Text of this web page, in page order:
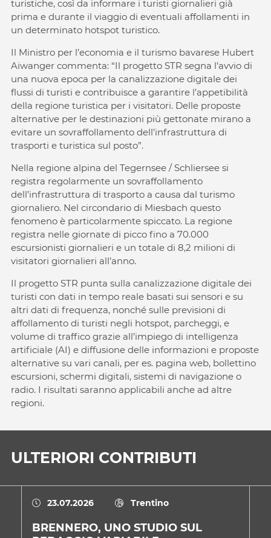
turistiche, così da informare i turisti giornalieri già
prima e durante il viaggio di eventuali affollamenti in
un determinato hotspot turistico.
Il Ministro per l’economia e il turismo bavarese Hubert
Aiwanger commenta: “Il progetto STR segna l’avvio di
una nuova epoca per la canalizzazione digitale dei
flussi di turisti e contribuisce a garantire l’appetibilità
della regione turistica per i visitatori. Delle proposte
alternative per le destinazioni più gettonate mirano a
evitare un sovraffollamento dell’infrastruttura di
trasporti e turistica sul posto”.
Nella regione alpina del Tegernsee / Schliersee si
registra regolarmente un sovraffollamento
dell’infrastruttura di trasporto a causa dal turismo
giornaliero. Nel circondario di Miesbach questo
fenomeno è particolarmente spiccato. La regione
registra nelle giornate di picco fino a 70.000
escursionisti giornalieri e un totale di 8,2 milioni di
visitatori giornalieri all’anno.
Il progetto STR punta sulla canalizzazione digitale dei
turisti con dati in tempo reale basati sui sensori e su
altri dati di frequenza, nonché sulle previsioni di
affollamento di turisti negli hotspot, parcheggi, e
volume di traffico grazie all’impiego di intelligenza
artificiale (AI) e diffusione delle informazioni e proposte
alternative su vari canali, per es. pagina web, bollettino
escursioni, schermi digitali, sistemi di navigazione o
radio. I risultati saranno applicabili anche ad altre
regioni.
ULTERIORI CONTRIBUTI
23.07.2026 Trentino
BRENNERO, UNO STUDIO SUL